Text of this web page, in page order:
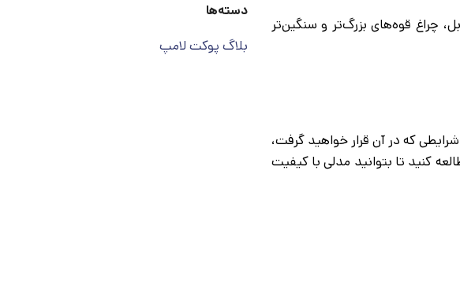
چراغ قوه‌های بزرگ‌تر و سنگین‌تر
که در آن قرار خواهید گرفت،
کنید تا بتوانید مدلی با کیفیت
دسته‌ها
بلاگ پوکت لامپ